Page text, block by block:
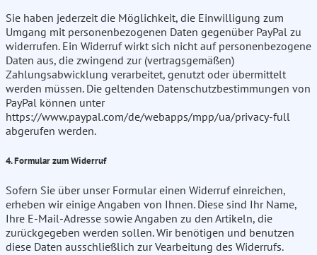
Sie haben jederzeit die Möglichkeit, die Einwilligung zum
Umgang mit personenbezogenen Daten gegenüber PayPal zu
widerrufen. Ein Widerruf wirkt sich nicht auf personenbezogene
Daten aus, die zwingend zur (vertragsgemäßen)
Zahlungsabwicklung verarbeitet, genutzt oder übermittelt
werden müssen. Die geltenden Datenschutzbestimmungen von
PayPal können unter
https://www.paypal.com/de/webapps/mpp/ua/privacy-full
abgerufen werden.
4. Formular zum Widerruf
Sofern Sie über unser Formular einen Widerruf einreichen,
erheben wir einige Angaben von Ihnen. Diese sind Ihr Name,
Ihre E-Mail-Adresse sowie Angaben zu den Artikeln, die
zurückgegeben werden sollen. Wir benötigen und benutzen
diese Daten ausschließlich zur Vearbeitung des Widerrufs.